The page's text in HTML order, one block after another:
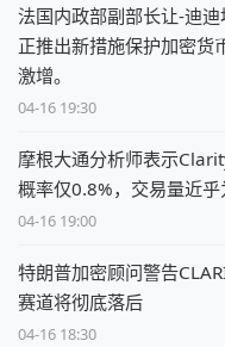
法国内政部副部长让-迪
正推出新措施保护加密货
激增。
04-16 19:30
摩根大通分析师表示
概率仅0.8%，交易量近乎
04-16 19:00
特朗普加密顾问警告
赛道将彻底落后
04-16 18:30